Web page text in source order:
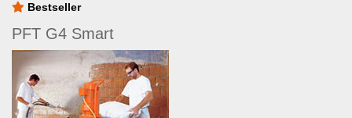
Bestseller
PFT G4 Smart